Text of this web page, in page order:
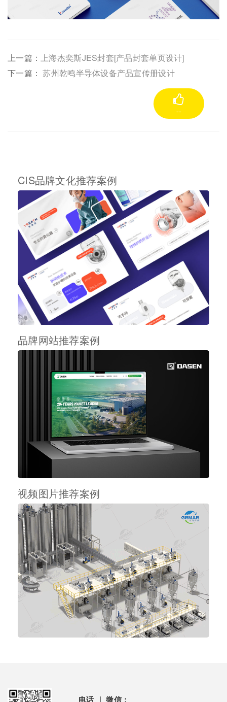
上一篇：上海杰奕斯JES封套[产品封套单页设计]
下一篇：苏州乾鸣半导体设备产品宣传册设计
--
CIS品牌文化推荐案例
品牌网站推荐案例
视频图片推荐案例
电话 ｜ 微信：